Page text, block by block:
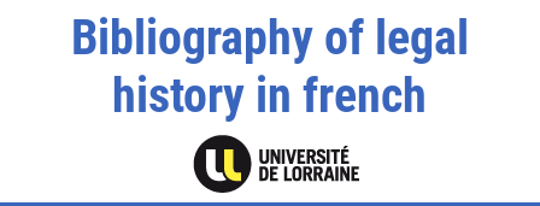
Bibliography of legal
history in french